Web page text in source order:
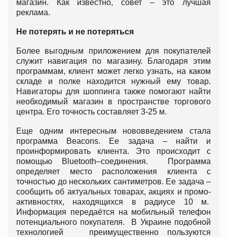
магазин. Как известно, совет – это лучшая
реклама.
Не потерять и не потеряться
Более выгодным приложением для покупателей
служит навигация по магазину. Благодаря этим
программам, клиент может легко узнать, на каком
складе и полке находится нужный ему товар.
Навигаторы для шоппинга также помогают найти
необходимый магазин в пространстве торгового
центра. Его точность составляет 3-25 м.
Еще одним интересным нововведением стала
программа Beacons. Ее задача – найти и
проинформировать клиента. Это происходит с
помощью Bluetooth–соединения. Программа
определяет место расположения клиента с
точностью до нескольких сантиметров. Ее задача –
сообщить об актуальных товарах, акциях и промо-
активностях, находящихся в радиусе 10 м.
Информация передаётся на мобильный телефон
потенциального покупателя. В Украине подобной
технологией преимущественно пользуются